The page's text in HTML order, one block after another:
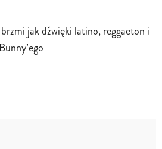
jak dźwięki latino, reggaeton i